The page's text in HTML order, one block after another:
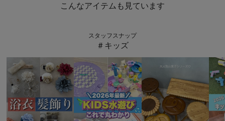
こんなアイテムも見ています
スタッフスナップ
＃キッズ